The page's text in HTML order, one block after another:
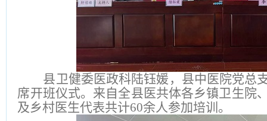
县卫健委医政科陆钰媛，县中医院党总
席开班仪式。来自全县医共体各乡镇卫生院
及乡村医生代表共计60余人参加培训。